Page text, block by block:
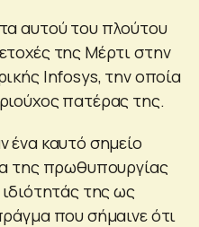
αυτού του πλούτου
της Μέρτι στην
Infosys, την οποία
πατέρας της.
ένα καυτό σημείο
της πρωθυπουργίας
της ως
που σήμαινε ότι